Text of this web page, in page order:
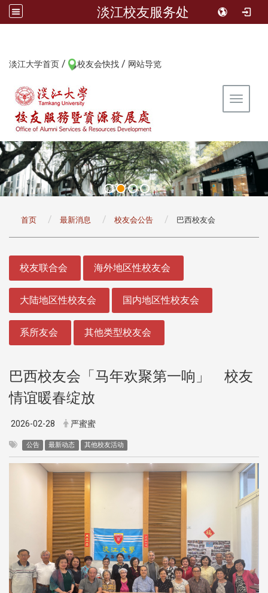
淡江校友服务处
淡江大学首页 / 校友会快找 / 网站导览
Toggle
首页 最新消息 校友会公告 巴西校友会
校友联合会 海外地区性校友会
大陆地区性校友会 国内地区性校友会
系所友会 其他类型校友会
巴西校友会「马年欢聚第一响」 校友
情谊暖春绽放
2026-02-28 严蜜蜜
公告 最新动态 其他校友活动